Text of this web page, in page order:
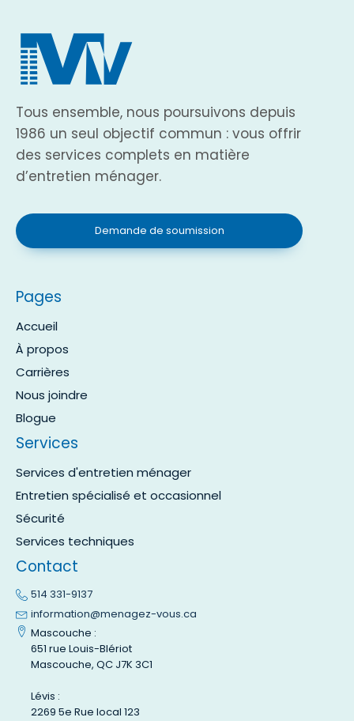
Tous ensemble, nous poursuivons depuis
1986 un seul objectif commun : vous offrir
des services complets en matière
d’entretien ménager.
Demande de soumission
Pages
Accueil
À propos
Carrières
Nous joindre
Blogue
Services
Services d'entretien ménager
Entretien spécialisé et occasionnel
Sécurité
Services techniques
Contact
514 331-9137
information@menagez-vous.ca
Mascouche :
651 rue Louis-Blériot
Mascouche, QC J7K 3C1
Lévis :
2269 5e Rue local 123